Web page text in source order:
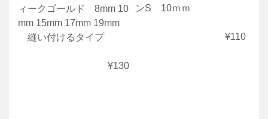
ィークゴールド 8mm 10
mm 15mm 17mm 19mm
縫い付けるタイプ
¥130
ンS 10ｍｍ
¥110